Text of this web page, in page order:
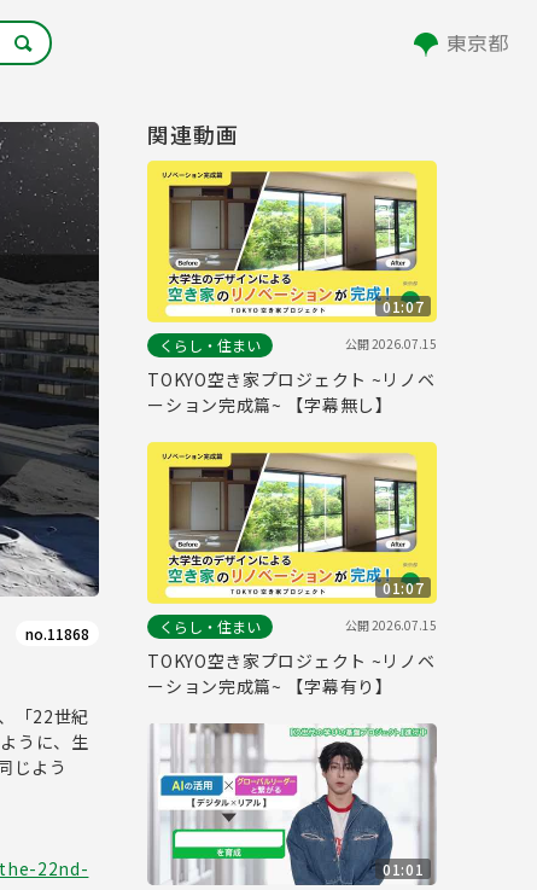
no.11868
「22世紀
うに、生
じよう
22nd-
関連動画
01:07
くらし・住まい
公開2026.07.15
TOKYO空き家プロジェクト ~リノベ
ーション完成篇~ 【字幕無し】
01:07
くらし・住まい
公開2026.07.15
TOKYO空き家プロジェクト ~リノベ
ーション完成篇~ 【字幕有り】
01:01